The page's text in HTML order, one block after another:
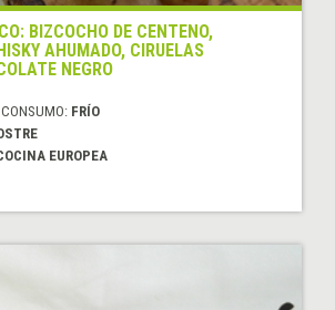
BIZCOCHO DE CENTENO,
AHUMADO, CIRUELAS
NEGRO
FRÍO
EUROPEA